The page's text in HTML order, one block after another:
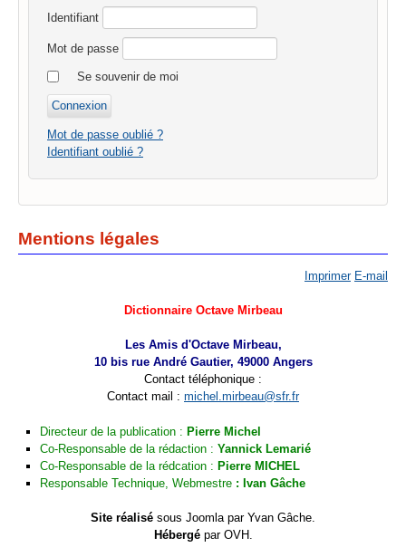
Identifiant
Mot de passe
Se souvenir de moi
Mot de passe oublié ?
Identifiant oublié ?
Mentions légales
Imprimer E-mail
Dictionnaire Octave Mirbeau
Les Amis d'Octave Mirbeau,
10 bis rue André Gautier, 49000 Angers
Contact téléphonique :
Contact mail : michel.mirbeau@sfr.fr
Directeur de la publication : Pierre Michel
Co-Responsable de la rédaction : Yannick Lemarié
Co-Responsable de la rédcation : Pierre MICHEL
Responsable Technique, Webmestre : Ivan Gâche
Site réalisé sous Joomla par Yvan Gâche.
Hébergépar OVH.